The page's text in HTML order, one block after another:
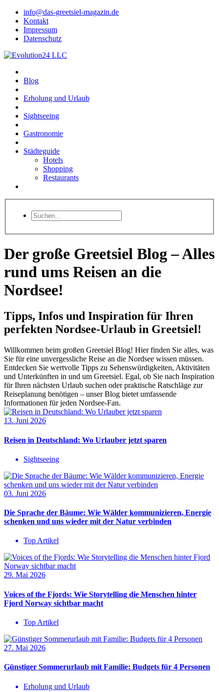
info@das-greetsiel-magazin.de
Kontakt
Impressum
Datenschutz
Blog
Erholung und Urlaub
Sightseeing
Gastronomie
Städteguide
Hotels
Shopping
Restaurants
Der große Greetsiel Blog – Alles
rund ums Reisen an die
Nordsee!
Tipps, Infos und Inspiration für Ihren
perfekten Nordsee-Urlaub in Greetsiel!
Willkommen beim großen Greetsiel Blog! Hier finden Sie alles, was
Sie für eine unvergessliche Reise an die Nordsee wissen müssen.
Entdecken Sie wertvolle Tipps zu Sehenswürdigkeiten, Aktivitäten
und Unterkünften in und um Greetsiel. Egal, ob Sie nach Inspiration
für Ihren nächsten Urlaub suchen oder praktische Ratschläge zur
Reiseplanung benötigen – unser Blog bietet umfassende
Informationen für jeden Nordsee-Fan.
13. Juni 2026
Reisen in Deutschland: Wo Urlauber jetzt sparen
Sightseeing
03. Juni 2026
Die Sprache der Bäume: Wie Wälder kommunizieren, Energie
schenken und uns wieder mit der Natur verbinden
Top Artikel
29. Mai 2026
Voices of the Fjords: Wie Storytelling die Menschen hinter
Fjord Norway sichtbar macht
Top Artikel
27. Mai 2026
Günstiger Sommerurlaub mit Familie: Budgets für 4 Personen
Erholung und Urlaub